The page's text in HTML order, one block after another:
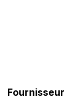
Fournisseur